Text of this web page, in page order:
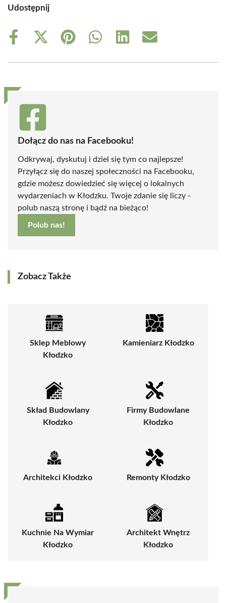
Udostępnij
Share
Share
(Twitter)
Share
Share
Share
Share
Dołącz do nas na Facebooku!
Odkrywaj, dyskutuj i dziel się tym co najlepsze!
Przyłącz się do naszej społeczności na Facebooku,
gdzie możesz dowiedzieć się więcej o lokalnych
wydarzeniach w Kłodzku. Twoje zdanie się liczy -
polub naszą stronę i bądź na bieżąco!
Polub nas!
Zobacz Także
Sklep Meblowy
Kłodzko
Kamieniarz Kłodzko
Skład Budowlany
Kłodzko
Firmy Budowlane
Kłodzko
Architekci Kłodzko Remonty Kłodzko
Kuchnie Na Wymiar
Kłodzko
Architekt Wnętrz
Kłodzko